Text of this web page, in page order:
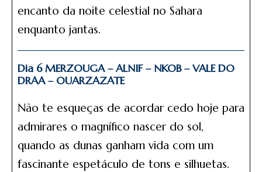
encanto da noite celestial no Sahara
enquanto jantas.
Dia 6 MERZOUGA – ALNIF – NKOB – VALE DO
DRAA – OUARZAZATE
Não te esqueças de acordar cedo hoje para
admirares o magnífico nascer do sol,
quando as dunas ganham vida com um
fascinante espetáculo de tons e silhuetas.